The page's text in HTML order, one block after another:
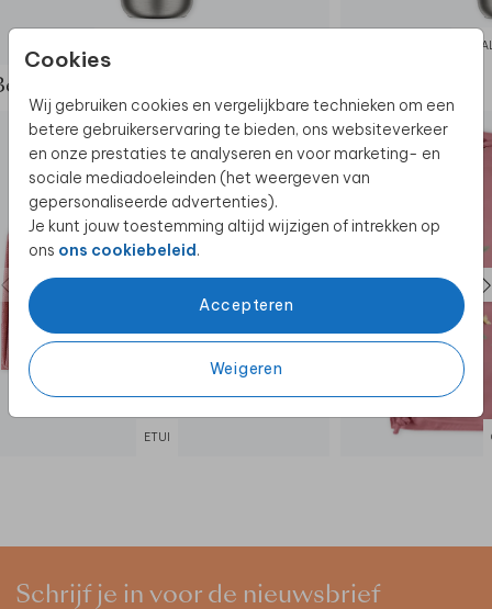
Cookies
Wij gebruiken cookies en vergelijkbare technieken om een
betere gebruikerservaring te bieden, ons websiteverkeer
en onze prestaties te analyseren en voor marketing- en
sociale mediadoeleinden (het weergeven van
gepersonaliseerde advertenties).
Je kunt jouw toestemming altijd wijzigen of intrekken op
ons ons cookiebeleid.
Accepteren
Weigeren
de complete set
ETUI
Schrijf je in voor de nieuwsbrief